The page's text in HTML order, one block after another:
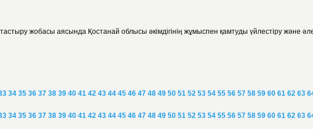
жобасы аясында Қостанай облысы әкімдігінің жұмыспен қамтуды үйлестіру және
34 35 36 37 38 39 40 41 42 43 44 45 46 47 48 49 50 51 52 53 54 55 56 57 58 59 60 61 62 63
34 35 36 37 38 39 40 41 42 43 44 45 46 47 48 49 50 51 52 53 54 55 56 57 58 59 60 61 62 63